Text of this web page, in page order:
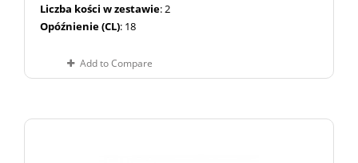
Liczba kości w zestawie: 2
Opóźnienie (CL): 18
Add to Compare